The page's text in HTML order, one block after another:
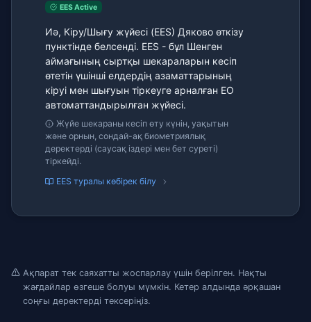
EES Active
Иә, Кіру/Шығу жүйесі (EES) Дяково өткізу
пунктінде белсенді. EES - бұл Шенген
аймағының сыртқы шекараларын кесіп
өтетін үшінші елдердің азаматтарының
кіруі мен шығуын тіркеуге арналған ЕО
автоматтандырылған жүйесі.
Жүйе шекараны кесіп өту күнін, уақытын
және орнын, сондай-ақ биометриялық
деректерді (саусақ іздері мен бет суреті)
тіркейді.
EES туралы көбірек білу
Ақпарат тек саяхатты жоспарлау үшін берілген. Нақты
жағдайлар өзгеше болуы мүмкін. Кетер алдында әрқашан
соңғы деректерді тексеріңіз.